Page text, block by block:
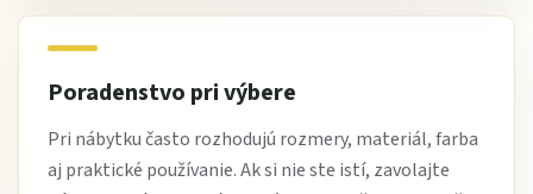
Poradenstvo pri výbere
Pri nábytku často rozhodujú rozmery, materiál, farba
aj praktické používanie. Ak si nie ste istí, zavolajte